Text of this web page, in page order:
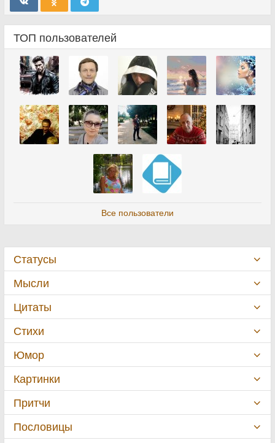
ТОП пользователей
Все пользователи
Статусы
Мысли
Цитаты
Стихи
Юмор
Картинки
Притчи
Пословицы